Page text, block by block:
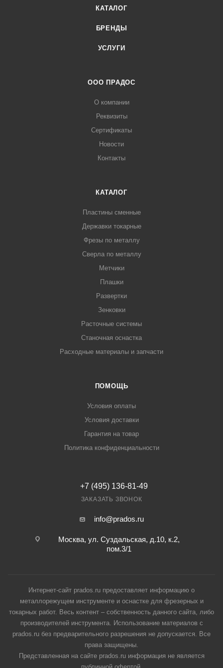
КАТАЛОГ
БРЕНДЫ
УСЛУГИ
ООО ПРАДОС
О компании
Реквизиты
Сертификаты
Новости
Контакты
КАТАЛОГ
Пластины сменные
Державки токарные
Фрезы по металлу
Сверла по металлу
Метчики
Плашки
Развертки
Зенковки
Расточные системы
Станочная оснастка
Расходные материалы и запчасти
ПОМОЩЬ
Условия оплаты
Условия доставки
Гарантия на товар
Политика конфиденциальности
+7 (495) 136-81-49
ЗАКАЗАТЬ ЗВОНОК
info@prados.ru
Москва, ул. Суздальская, д.10, к.2,
пом.3/1
Интернет-сайт prados.ru предоставляет информацию о
металлорежущем инструменте и оснастке для фрезерных и
токарных работ. Весь контент – собственность данного сайта, либо
производителей инструмента. Использование материалов с
prados.ru без предварительного разрешения не допускается. Все
права защищены.
Представленная на сайте prados.ru информация не является